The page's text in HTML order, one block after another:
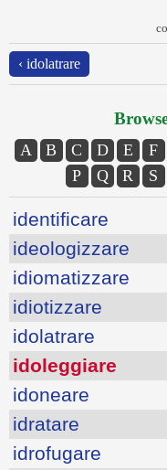
‹ idolatrare
A B C D E F
P
Q R S
identificare
ideologizzare
idiomatizzare
idiotizzare
idolatrare
idoleggiare
idoneare
idratare
idrofugare